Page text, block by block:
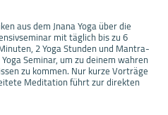
aus dem Jnana Yoga über die
mit täglich bis zu 6
2 Yoga Stunden und Mantra-
Seminar, um zu deinem wahren
zu kommen. Nur kurze Vorträge
Meditation führt zur direkten